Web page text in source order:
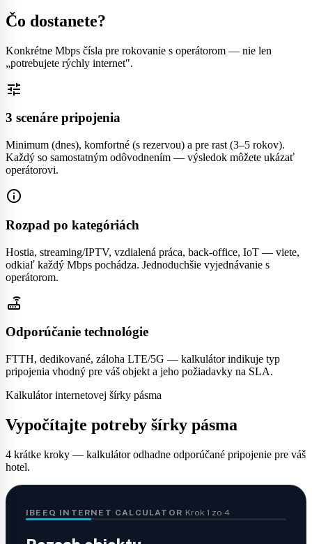
Čo dostanete?
Konkrétne Mbps čísla pre rokovanie s operátorom — nie len
„potrebujete rýchly internet".
tune
3 scenáre pripojenia
Minimum (dnes), komfortné (s rezervou) a pre rast (3–5 rokov).
Každý so samostatným odôvodnením — výsledok môžete ukázať
operátorovi.
info
Rozpad po kategóriách
Hostia, streaming/IPTV, vzdialená práca, back-office, IoT — viete,
odkiaľ každý Mbps pochádza. Jednoduchšie vyjednávanie s
operátorom.
router
Odporúčanie technológie
FTTH, dedikované, záloha LTE/5G — kalkulátor indikuje typ
pripojenia vhodný pre váš objekt a jeho požiadavky na SLA.
Kalkulátor internetovej šírky pásma
Vypočítajte potreby šírky pásma
4 krátke kroky — kalkulátor odhadne odporúčané pripojenie pre váš
hotel.
IBEEQ INTERNET CALCULATOR Krok 1 zo 4